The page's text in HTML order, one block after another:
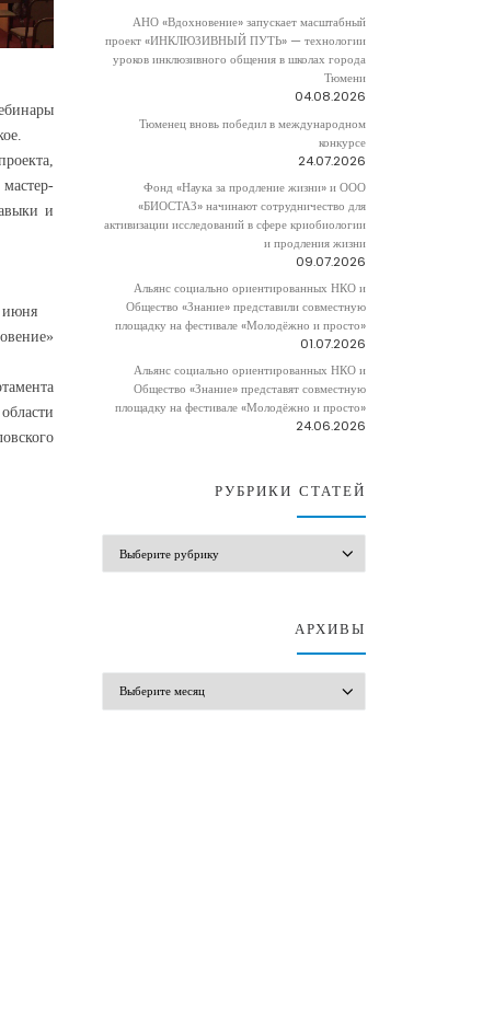
и
июня
АНО «Вдохновение» запускает масштабный
проект «ИНКЛЮЗИВНЫЙ ПУТЬ» — технологии
уроков инклюзивного общения в школах города
Тюмени
04.08.2026
Тюменец вновь победил в международном
конкурсе
24.07.2026
Фонд «Наука за продление жизни» и ООО
«БИОСТАЗ» начинают сотрудничество для
активизации исследований в сфере криобиологии
и продления жизни
09.07.2026
Альянс социально ориентированных НКО и
Общество «Знание» представили совместную
площадку на фестивале «Молодёжно и просто»
01.07.2026
Альянс социально ориентированных НКО и
Общество «Знание» представят совместную
площадку на фестивале «Молодёжно и просто»
24.06.2026
РУБРИКИ СТАТЕЙ
АРХИВЫ